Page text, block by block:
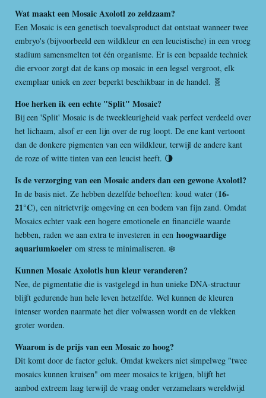
Wat maakt een Mosaic Axolotl zo zeldzaam?
Een Mosaic is een genetisch toevalsproduct dat ontstaat wanneer twee
embryo's (bijvoorbeeld een wildkleur en een leucistische) in een vroeg
stadium samensmelten tot één organisme. Er is een bepaalde techniek
die ervoor zorgt dat de kans op mosaic in een legsel vergroot, elk
exemplaar uniek en zeer beperkt beschikbaar in de handel. 🧬
Hoe herken ik een echte "Split" Mosaic?
Bij een 'Split' Mosaic is de tweekleurigheid vaak perfect verdeeld over
het lichaam, alsof er een lijn over de rug loopt. De ene kant vertoont
dan de donkere pigmenten van een wildkleur, terwijl de andere kant
de roze of witte tinten van een leucist heeft. 🌗
Is de verzorging van een Mosaic anders dan een gewone Axolotl?
In de basis niet. Ze hebben dezelfde behoeften: koud water (16-
21°C), een nitrietvrije omgeving en een bodem van fijn zand. Omdat
Mosaics echter vaak een hogere emotionele en financiële waarde
hebben, raden we aan extra te investeren in een hoogwaardige
aquariumkoeler om stress te minimaliseren. ❄️
Kunnen Mosaic Axolotls hun kleur veranderen?
Nee, de pigmentatie die is vastgelegd in hun unieke DNA-structuur
blijft gedurende hun hele leven hetzelfde. Wel kunnen de kleuren
intenser worden naarmate het dier volwassen wordt en de vlekken
groter worden.
Waarom is de prijs van een Mosaic zo hoog?
Dit komt door de factor geluk. Omdat kwekers niet simpelweg "twee
mosaics kunnen kruisen" om meer mosaics te krijgen, blijft het
aanbod extreem laag terwijl de vraag onder verzamelaars wereldwijd